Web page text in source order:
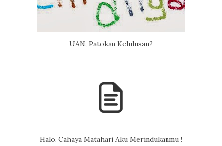
UAN, Patokan Kelulusan?
Halo, Cahaya Matahari Aku Merindukanmu !